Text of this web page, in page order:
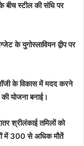
बीच स्टील की संधि पर
के युगोस्लावियन द्वीप पर
के विकास में मदद करने
योजना बनाई।
श्रीलंकाई तमिलों को
में 300 से अधिक मौतें